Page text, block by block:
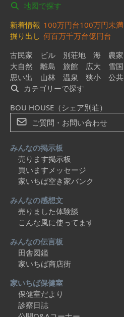
地図で探す
新着情報 100万円台100万円未満
掘り出し 何百万千万台億円台
古民家
ビル 別荘地 海 農家
大自然
離島 旅館 広大 雪国
思い出
山林 温泉 狭小 公共
カテゴリーで探す
BOU HOUSE（シェア別荘）
ご質問・お問い合わせ
みんなの掲示板
売ります掲示板
買いますメッセージ
家いちば空き家バンク
みんなの感想文
売りました体験談
こんな風に使ってます
みんなの伝言板
田舎図鑑
家いちば商店街
家いちば保健室
保健室だより
診察日誌